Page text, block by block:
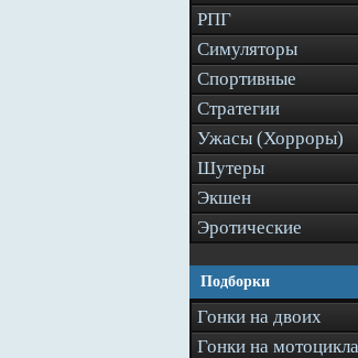
РПГ
Симуляторы
Спортивные
Стратегии
Ужасы (Хорроры)
Шутеры
Экшен
Эротические
Подборки
Гонки на двоих
Гонки на